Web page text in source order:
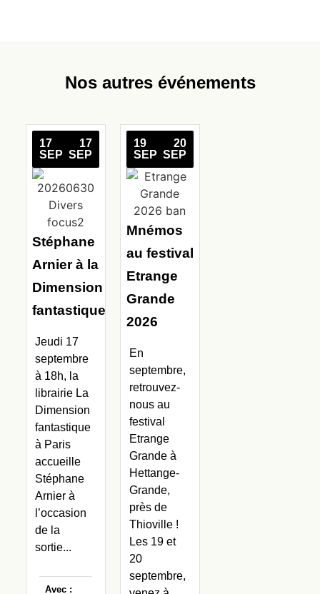
Nos autres événements
17
SEP
17
SEP
Stéphane
Arnier à la
Dimension
fantastique
Jeudi 17
septembre
à 18h, la
librairie La
Dimension
fantastique
à Paris
accueille
Stéphane
Arnier à
l’occasion
de la
sortie...
Avec :
19
SEP
20
SEP
Mnémos
au festival
Etrange
Grande
2026
En
septembre,
retrouvez-
nous au
festival
Etrange
Grande à
Hettange-
Grande,
près de
Thioville !
Les 19 et
20
septembre,